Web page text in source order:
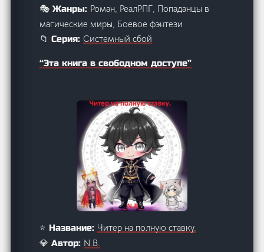
🎭 Жанры: Роман, РеалРПГ, Попаданцы в
магические миры, Боевое фэнтези
📁 Серия:Системный сбой
“Эта книга в свободном доступе”
⭐ Название: Читер на полную ставку.
💎 Автор: N.B.